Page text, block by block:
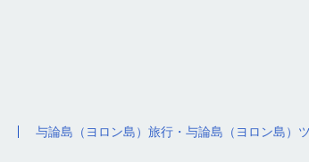
与論島（ヨロン島）旅行・与論島（ヨロン島）